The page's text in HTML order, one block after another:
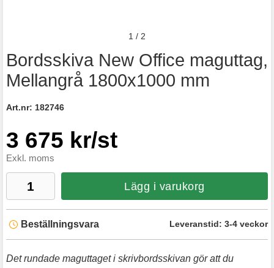
Bordsskiva New Office maguttag,
Mellangrå 1800x1000 mm
Art.nr: 182746
3 675 kr/st
Exkl. moms
Lägg i varukorg
Beställningsvara Leveranstid: 3-4 veckor
Det rundade maguttaget i skrivbordsskivan gör att du
1 / 2